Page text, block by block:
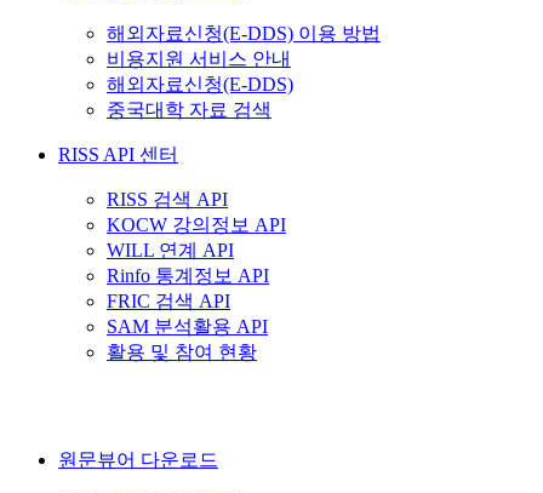
해외자료신청(E-DDS) 이용 방법
비용지원 서비스 안내
해외자료신청(E-DDS)
중국대학 자료 검색
RISS API 센터
RISS 검색 API
KOCW 강의정보 API
WILL 연계 API
Rinfo 통계정보 API
FRIC 검색 API
SAM 분석활용 API
활용 및 참여 현황
원문뷰어 다운로드